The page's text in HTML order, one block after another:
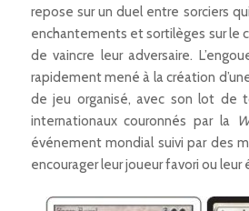
repose sur un duel entre sorciers
enchantements et sortilèges sur le
de vaincre leur adversaire.
rapidement mené à la création
de jeu organisé, avec son lot de
internationaux couronnés par la
événement mondial suivi par des
encourager leur joueur favori ou